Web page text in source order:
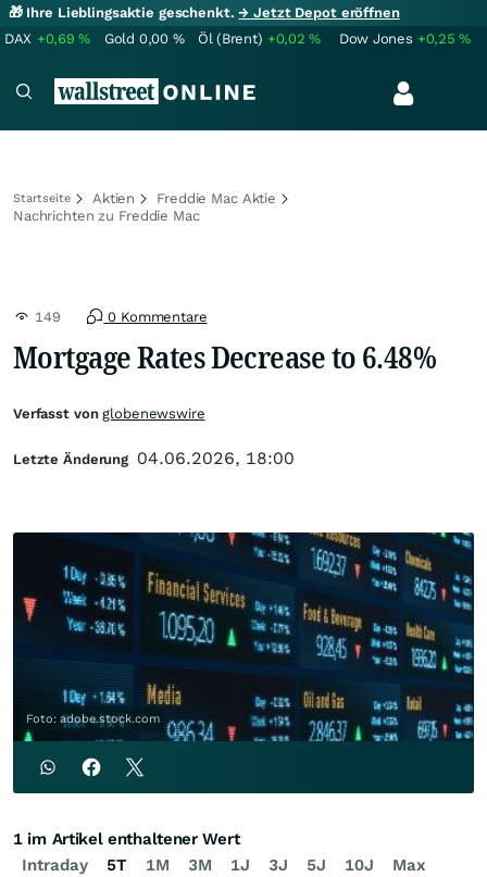
🎁 Ihre Lieblingsaktie geschenkt.→ Jetzt Depot eröffnen
DAX +0,69% Gold 0,00 % Öl (Brent) +0,02% Dow Jones +0,25%
Startseite Aktien
Freddie Mac Aktie
Nachrichten zu Freddie Mac
149 0 Kommentare
Mortgage Rates Decrease to 6.48%
Foto: adobe.stock.com
Verfasst vonglobenewswire
Letzte Änderung 04.06.2026, 18:00
Intraday 5T 1M 3M 1J 3J 5J 10J Max
1 im Artikel enthaltener Wert